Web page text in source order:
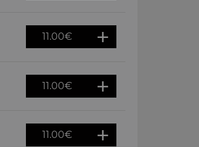
11.00€
11.00€
11.00€